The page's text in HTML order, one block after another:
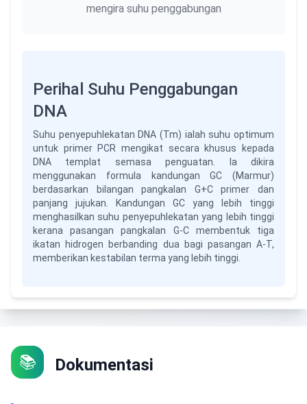
mengira suhu penggabungan
Perihal Suhu Penggabungan
DNA
Suhu penyepuhlekatan DNA (Tm) ialah suhu optimum
untuk primer PCR mengikat secara khusus kepada
DNA templat semasa penguatan. Ia dikira
menggunakan formula kandungan GC (Marmur)
berdasarkan bilangan pangkalan G+C primer dan
panjang jujukan. Kandungan GC yang lebih tinggi
menghasilkan suhu penyepuhlekatan yang lebih tinggi
kerana pasangan pangkalan G-C membentuk tiga
ikatan hidrogen berbanding dua bagi pasangan A-T,
memberikan kestabilan terma yang lebih tinggi.
📚 Dokumentasi